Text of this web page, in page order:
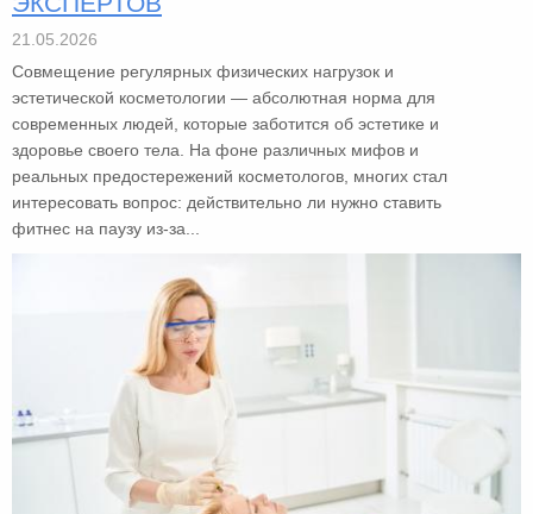
21.05.2026
Совмещение регулярных физических нагрузок и
эстетической косметологии — абсолютная норма для
современных людей, которые заботится об эстетике и
здоровье своего тела. На фоне различных мифов и
реальных предостережений косметологов, многих стал
интересовать вопрос: действительно ли нужно ставить
фитнес на паузу из-за...